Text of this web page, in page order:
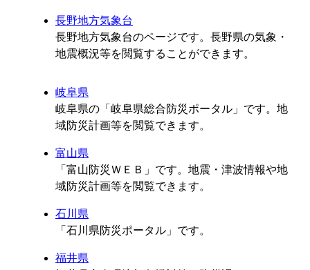
長野地方気象台
長野地方気象台のページです。長野県の気象・
地震概況等を閲覧することができます。
岐阜県
岐阜県の「岐阜県総合防災ポータル」です。地
域防災計画等を閲覧できます。
富山県
「富山防災ＷＥＢ」です。地震・津波情報や地
域防災計画等を閲覧できます。
石川県
「石川県防災ポータル」です。
福井県